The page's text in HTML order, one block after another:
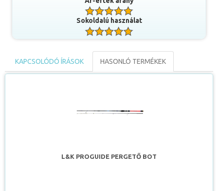
Sokoldalú használat
KAPCSOLÓDÓ ÍRÁSOK HASONLÓ TERMÉKEK
L&K PROGUIDE PERGETŐ BOT